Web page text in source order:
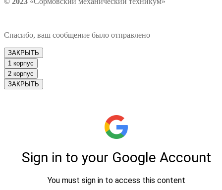
Спасибо, ваш сообщение было отправлено
ЗАКРЫТЬ
1 корпус
2 корпус
ЗАКРЫТЬ